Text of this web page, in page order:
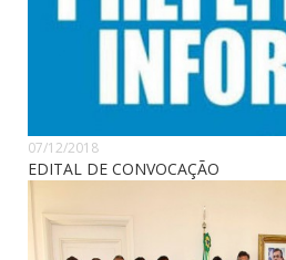
07/12/2018
EDITAL DE CONVOCAÇÃO